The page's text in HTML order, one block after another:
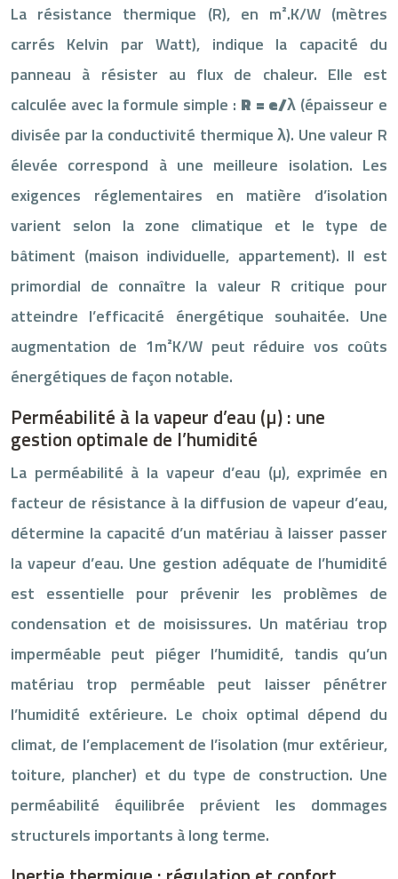
La résistance thermique (R), en m².K/W (mètres
carrés Kelvin par Watt), indique la capacité du
panneau à résister au flux de chaleur. Elle est
calculée avec la formule simple : R = e/λ (épaisseur e
divisée par la conductivité thermique λ). Une valeur R
élevée correspond à une meilleure isolation. Les
exigences réglementaires en matière d’isolation
varient selon la zone climatique et le type de
bâtiment (maison individuelle, appartement). Il est
primordial de connaître la valeur R critique pour
atteindre l’efficacité énergétique souhaitée. Une
augmentation de 1m²K/W peut réduire vos coûts
énergétiques de façon notable.
Perméabilité à la vapeur d’eau (µ) : une
gestion optimale de l’humidité
La perméabilité à la vapeur d’eau (µ), exprimée en
facteur de résistance à la diffusion de vapeur d’eau,
détermine la capacité d’un matériau à laisser passer
la vapeur d’eau. Une gestion adéquate de l’humidité
est essentielle pour prévenir les problèmes de
condensation et de moisissures. Un matériau trop
imperméable peut piéger l’humidité, tandis qu’un
matériau trop perméable peut laisser pénétrer
l’humidité extérieure. Le choix optimal dépend du
climat, de l’emplacement de l’isolation (mur extérieur,
toiture, plancher) et du type de construction. Une
perméabilité équilibrée prévient les dommages
structurels importants à long terme.